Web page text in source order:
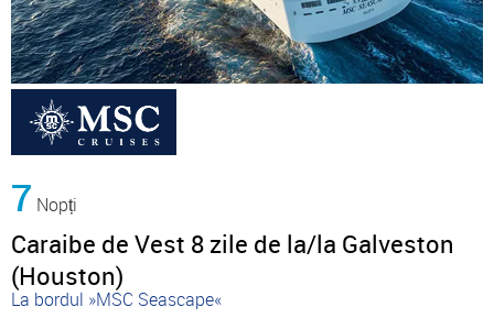
7 Nopți
Caraibe de Vest 8 zile de la/la Galveston
(Houston)
La bordul »MSC Seascape«